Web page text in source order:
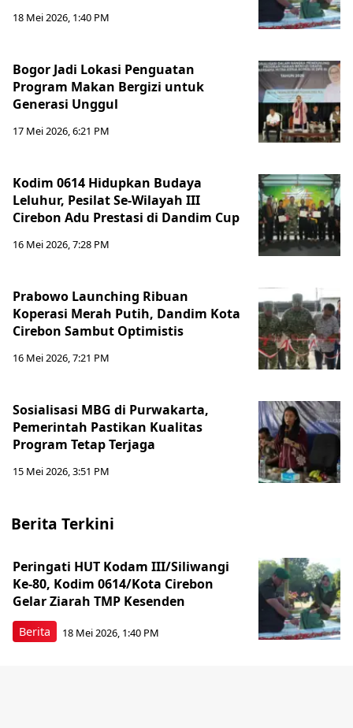
18 Mei 2026, 1:40 PM
Bogor Jadi Lokasi Penguatan
Program Makan Bergizi untuk
Generasi Unggul
17 Mei 2026, 6:21 PM
Kodim 0614 Hidupkan Budaya
Leluhur, Pesilat Se-Wilayah III
Cirebon Adu Prestasi di Dandim Cup
16 Mei 2026, 7:28 PM
Prabowo Launching Ribuan
Koperasi Merah Putih, Dandim Kota
Cirebon Sambut Optimistis
16 Mei 2026, 7:21 PM
Sosialisasi MBG di Purwakarta,
Pemerintah Pastikan Kualitas
Program Tetap Terjaga
15 Mei 2026, 3:51 PM
Berita Terkini
Berita
Peringati HUT Kodam III/Siliwangi
Ke-80, Kodim 0614/Kota Cirebon
Gelar Ziarah TMP Kesenden
18 Mei 2026, 1:40 PM